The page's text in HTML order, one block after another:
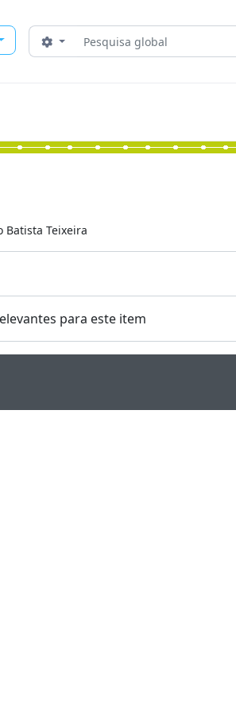
Buscar
Opções de busca
Batista Teixeira
para este item